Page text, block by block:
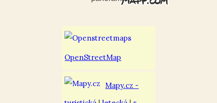
OpenStreetMap
Mapy.cz -